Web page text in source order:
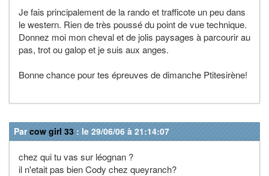
Je fais principalement de la rando et trafficote un peu dans
le western. Rien de très poussé du point de vue technique.
Donnez moi mon cheval et de jolis paysages à parcourir au
pas, trot ou galop et je suis aux anges.
Bonne chance pour tes épreuves de dimanche Ptitesirène!
Parcow girl 33 : le 29/06/06 à 21:14:07
chez qui tu vas sur léognan ?
il n'etait pas bien Cody chez queyranch?